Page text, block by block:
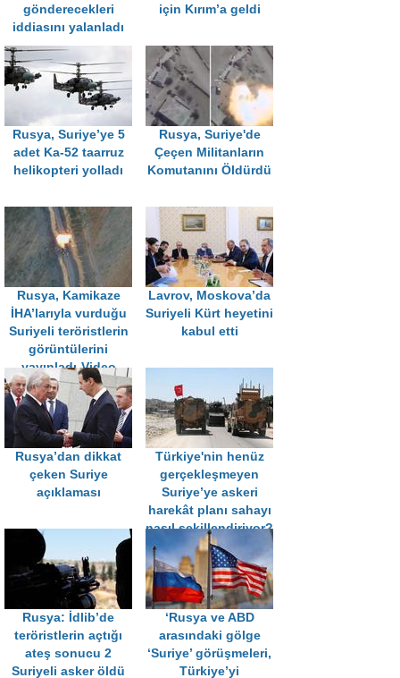
gönderecekleri
iddiasını yalanladı
için Kırım’a geldi
Rusya, Suriye’ye 5
adet Ka-52 taarruz
helikopteri yolladı
Rusya, Suriye'de
Çeçen Militanların
Komutanını Öldürdü
Rusya, Kamikaze
İHA’larıyla vurduğu
Suriyeli teröristlerin
görüntülerini
yayınladı-Video
Lavrov, Moskova’da
Suriyeli Kürt heyetini
kabul etti
Rusya’dan dikkat
çeken Suriye
açıklaması
Türkiye'nin henüz
gerçekleşmeyen
Suriye’ye askeri
harekât planı sahayı
nasıl şekillendiriyor?
Rusya: İdlib’de
teröristlerin açtığı
ateş sonucu 2
Suriyeli asker öldü
‘Rusya ve ABD
arasındaki gölge
‘Suriye’ görüşmeleri,
Türkiye’yi